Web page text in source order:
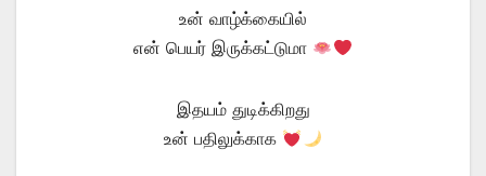
உன் வாழ்க்கையில்
என் பெயர் இருக்கட்டுமா
இதயம் துடிக்கிறது
உன் பதிலுக்காக